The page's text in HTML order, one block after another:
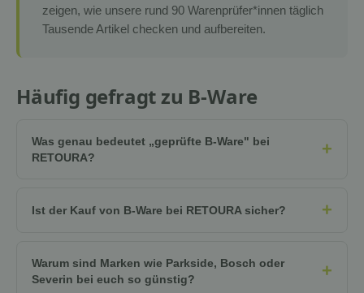
zeigen, wie unsere rund 90 Warenprüfer*innen täglich
Tausende Artikel checken und aufbereiten.
Häufig gefragt zu B-Ware
Was genau bedeutet „geprüfte B-Ware" bei
RETOURA?
Ist der Kauf von B-Ware bei RETOURA sicher?
Warum sind Marken wie Parkside, Bosch oder
Severin bei euch so günstig?